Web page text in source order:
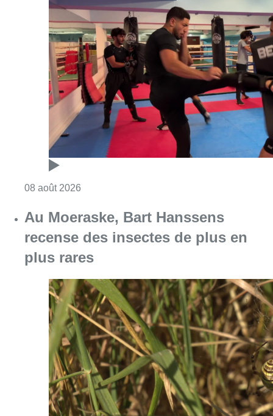
08 août 2026
Au Moeraske, Bart Hanssens
recense des insectes de plus en
plus rares